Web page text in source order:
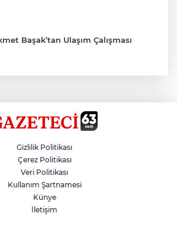
Başak’tan Ulaşım Çalışması
Sayıda Ürün Ele Geçirildi
Tepelere Yurt Dışı Tanıtımı
Gizlilik Politikası
Çerez Politikası
Veri Politikası
Kullanım Şartnamesi
Künye
İletişim